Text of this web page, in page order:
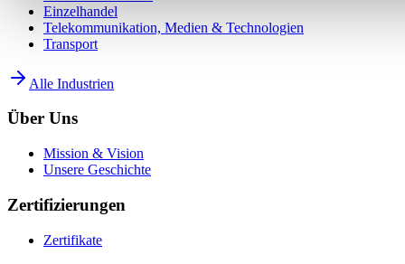
Einzelhandel
Telekommunikation, Medien & Technologien
Transport
Alle Industrien
Über Uns
Mission & Vision
Unsere Geschichte
Zertifizierungen
Zertifikate